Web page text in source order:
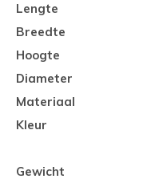
Lengte
Breedte
Hoogte
Diameter
Materiaal
Kleur
Gewicht